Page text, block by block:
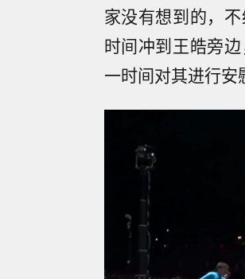
家没有想到的，
时间冲到王皓旁
一时间对其进行安